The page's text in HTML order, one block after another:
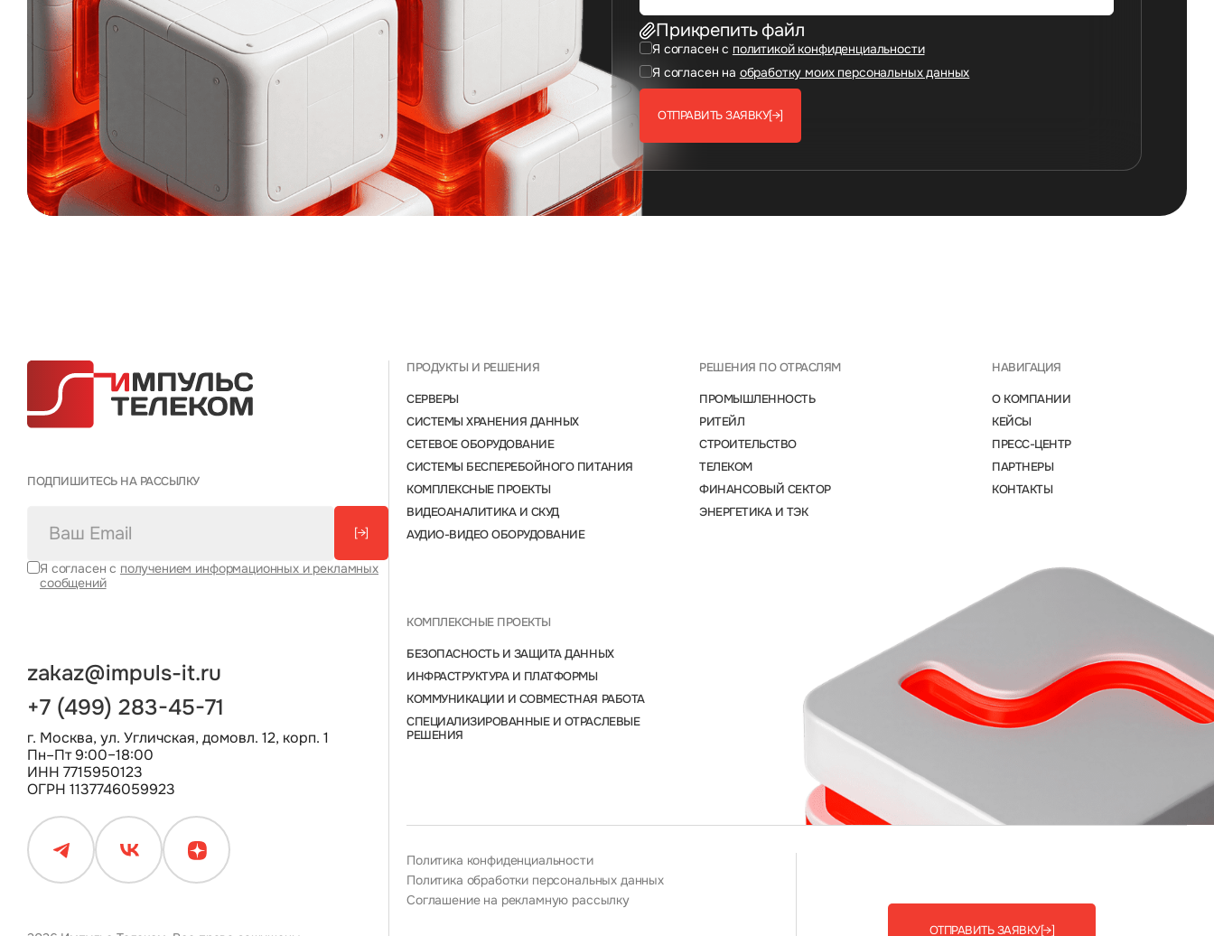
Прикрепить файл
Я согласен с политикой конфиденциальности
Я согласен на обработку моих персональных данных
ОТПРАВИТЬ ЗАЯВКУ[→]
ПОДПИШИТЕСЬ НА РАССЫЛКУ
[→]
Я согласен с получением информационных и рекламных
сообщений
zakaz@impuls-it.ru
+7 (499) 283-45-71
г. Москва, ул. Угличская, домовл. 12, корп. 1
Пн–Пт 9:00–18:00
ИНН 7715950123
ОГРН 1137746059923
ПРОДУКТЫ И РЕШЕНИЯ
СЕРВЕРЫ
СИСТЕМЫ ХРАНЕНИЯ ДАННЫХ
СЕТЕВОЕ ОБОРУДОВАНИЕ
СИСТЕМЫ БЕСПЕРЕБОЙНОГО ПИТАНИЯ
КОМПЛЕКСНЫЕ ПРОЕКТЫ
ВИДЕОАНАЛИТИКА И СКУД
АУДИО-ВИДЕО ОБОРУДОВАНИЕ
РЕШЕНИЯ ПО ОТРАСЛЯМ
ПРОМЫШЛЕННОСТЬ
РИТЕЙЛ
СТРОИТЕЛЬСТВО
ТЕЛЕКОМ
ФИНАНСОВЫЙ СЕКТОР
ЭНЕРГЕТИКА И ТЭК
НАВИГАЦИЯ
О КОМПАНИИ
КЕЙСЫ
ПРЕСС-ЦЕНТР
ПАРТНЕРЫ
КОНТАКТЫ
КОМПЛЕКСНЫЕ ПРОЕКТЫ
БЕЗОПАСНОСТЬ И ЗАЩИТА ДАННЫХ
ИНФРАСТРУКТУРА И ПЛАТФОРМЫ
КОММУНИКАЦИИ И СОВМЕСТНАЯ РАБОТА
СПЕЦИАЛИЗИРОВАННЫЕ И ОТРАСЛЕВЫЕ
РЕШЕНИЯ
Политика конфиденциальности
Политика обработки персональных данных
Соглашение на рекламную рассылку
ОТПРАВИТЬ ЗАЯВКУ[→]